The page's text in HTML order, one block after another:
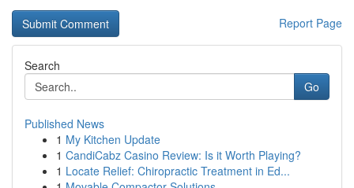
Report Page
Search
Go
Published News
1 My Kitchen Update
1 CandiCabz Casino Review: Is it Worth Playing?
1 Locate Relief: Chiropractic Treatment in Ed...